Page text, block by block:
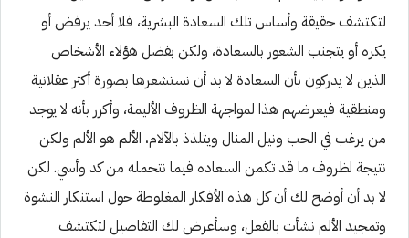
لتكتشف حقيقة وأساس تلك السعادة البشرية، فلا أحد يرفض أو
يكره أو يتجنب الشعور بالسعادة، ولكن بفضل هؤلاء الأشخاص
الذين لا يدركون بأن السعادة لا بد أن نستشعرها بصورة أكثر عقلانية
ومنطقية فيعرضهم هذا لمواجهة الظروف الأليمة، وأكرر بأنه لا يوجد
من يرغب في الحب ونيل المنال ويتلذذ بالآلام، الألم هو الألم ولكن
نتيجة لظروف ما قد تكمن السعاده فيما نتحمله من كد وأسي. لكن
لا بد أن أوضح لك أن كل هذه الأفكار المغلوطة حول استنكار النشوة
وتمجيد الألم نشأت بالفعل، وسأعرض لك التفاصيل لتكتشف